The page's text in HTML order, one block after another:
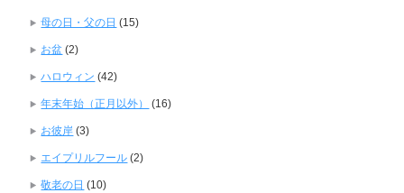
母の日・父の日 (15)
お盆 (2)
ハロウィン (42)
年末年始（正月以外） (16)
お彼岸 (3)
エイプリルフール (2)
敬老の日 (10)